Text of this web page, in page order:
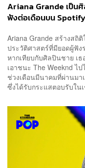
Ariana Grande เป็น
ฟังต่อเดือนบน
Ariana Grande สร้างส
ประวัติศาสตร์ที่มียอดผู้ฟัง
หากเทียบกับศิลปินชาย เธ
เอาชนะ The Weeknd
ช่วงเดือนมีนาคมที่ผ่านมา
ซึ่งได้รับกระแสตอบรับใน